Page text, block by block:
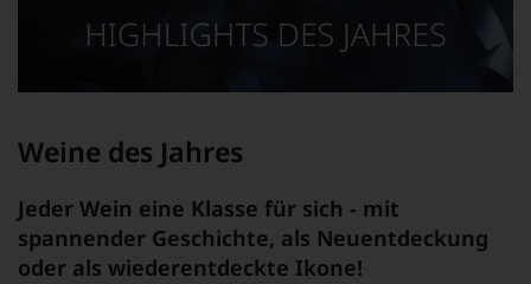
Weine des Jahres
Jeder Wein eine Klasse für sich - mit
spannender Geschichte, als Neuentdeckung
oder als wiederentdeckte Ikone!